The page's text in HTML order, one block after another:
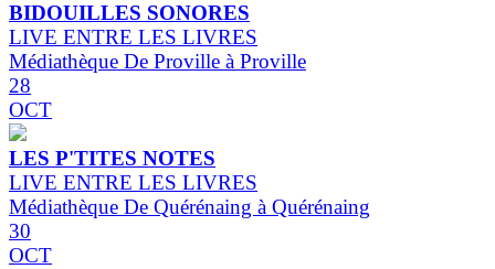
BIDOUILLES SONORES
LIVE ENTRE LES LIVRES
Médiathèque De Proville à Proville
28
OCT
LES P'TITES NOTES
LIVE ENTRE LES LIVRES
Médiathèque De Quérénaing à Quérénaing
30
OCT